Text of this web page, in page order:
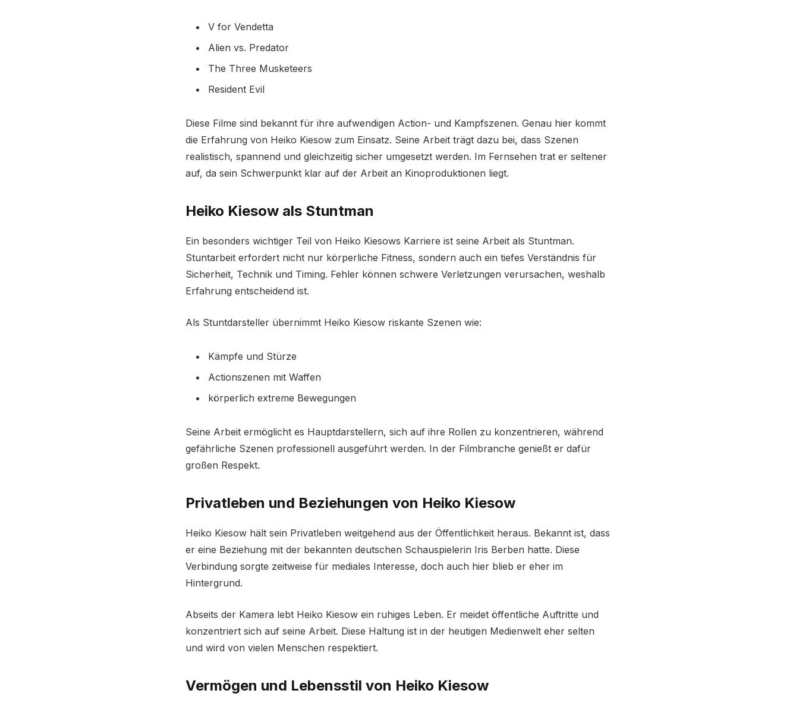
V for Vendetta
Alien vs. Predator
The Three Musketeers
Resident Evil
Diese Filme sind bekannt für ihre aufwendigen Action- und Kampfszenen. Genau hier kommt
die Erfahrung von Heiko Kiesow zum Einsatz. Seine Arbeit trägt dazu bei, dass Szenen
realistisch, spannend und gleichzeitig sicher umgesetzt werden. Im Fernsehen trat er seltener
auf, da sein Schwerpunkt klar auf der Arbeit an Kinoproduktionen liegt.
Heiko Kiesow als Stuntman
Ein besonders wichtiger Teil von Heiko Kiesows Karriere ist seine Arbeit als Stuntman.
Stuntarbeit erfordert nicht nur körperliche Fitness, sondern auch ein tiefes Verständnis für
Sicherheit, Technik und Timing. Fehler können schwere Verletzungen verursachen, weshalb
Erfahrung entscheidend ist.
Als Stuntdarsteller übernimmt Heiko Kiesow riskante Szenen wie:
Kämpfe und Stürze
Actionszenen mit Waffen
körperlich extreme Bewegungen
Seine Arbeit ermöglicht es Hauptdarstellern, sich auf ihre Rollen zu konzentrieren, während
gefährliche Szenen professionell ausgeführt werden. In der Filmbranche genießt er dafür
großen Respekt.
Privatleben und Beziehungen von Heiko Kiesow
Heiko Kiesow hält sein Privatleben weitgehend aus der Öffentlichkeit heraus. Bekannt ist, dass
er eine Beziehung mit der bekannten deutschen Schauspielerin Iris Berben hatte. Diese
Verbindung sorgte zeitweise für mediales Interesse, doch auch hier blieb er eher im
Hintergrund.
Abseits der Kamera lebt Heiko Kiesow ein ruhiges Leben. Er meidet öffentliche Auftritte und
konzentriert sich auf seine Arbeit. Diese Haltung ist in der heutigen Medienwelt eher selten
und wird von vielen Menschen respektiert.
Vermögen und Lebensstil von Heiko Kiesow